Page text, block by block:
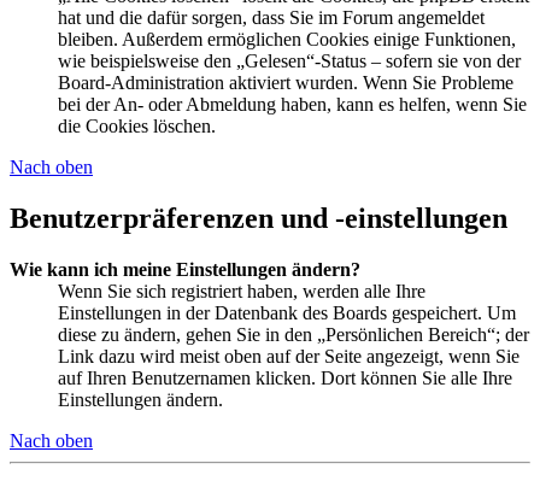
hat und die dafür sorgen, dass Sie im Forum angemeldet
bleiben. Außerdem ermöglichen Cookies einige Funktionen,
wie beispielsweise den „Gelesen“-Status – sofern sie von der
Board-Administration aktiviert wurden. Wenn Sie Probleme
bei der An- oder Abmeldung haben, kann es helfen, wenn Sie
die Cookies löschen.
Nach oben
Benutzerpräferenzen und -einstellungen
Wie kann ich meine Einstellungen ändern?
Wenn Sie sich registriert haben, werden alle Ihre
Einstellungen in der Datenbank des Boards gespeichert. Um
diese zu ändern, gehen Sie in den „Persönlichen Bereich“; der
Link dazu wird meist oben auf der Seite angezeigt, wenn Sie
auf Ihren Benutzernamen klicken. Dort können Sie alle Ihre
Einstellungen ändern.
Nach oben